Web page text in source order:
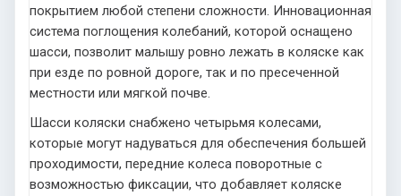
покрытием любой степени сложности. Инновационная
система поглощения колебаний, которой оснащено
шасси, позволит малышу ровно лежать в коляске как
при езде по ровной дороге, так и по пресеченной
местности или мягкой почве.
Шасси коляски снабжено четырьмя колесами,
которые могут надуваться для обеспечения большей
проходимости, передние колеса поворотные с
возможностью фиксации, что добавляет коляске